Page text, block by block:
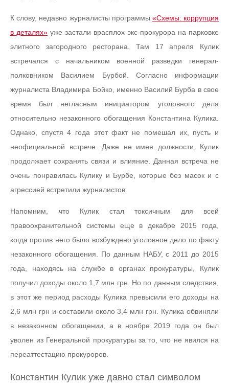
К слову, недавно журналисты программы «Схемы: коррупция
в деталях» уже застали врасплох экс-прокурора на парковке
элитного загородного ресторана. Там 17 апреля Кулик
встречался с начальником военной разведки генерал-
полковником Василием Бурбой. Согласно информации
журналиста Владимира Бойко, именно Василий Бурба в свое
время был негласным инициатором уголовного дела
относительно незаконного обогащения Константина Кулика.
Однако, спустя 4 года этот факт не помешал их, пусть и
неофициальной встрече. Даже не имея должности, Кулик
продолжает сохранять связи и влияние. Данная встреча не
очень понравилась Кулику и Бурбе, которые без масок и с
агрессией встретили журналистов.
Напомним, что Кулик стал токсичным для всей
правоохранительной системы еще в декабре 2015 года,
когда против него было возбуждено уголовное дело по факту
незаконного обогащения. По данным НАБУ, с 2011 до 2015
года, находясь на службе в органах прокуратуры, Кулик
получил доходы около 1,7 млн грн. Но по данным следствия,
в этот же период расходы Кулика превысили его доходы на
2,6 млн грн и составили около 3,4 млн грн. Кулика обвиняли
в незаконном обогащении, а в ноябре 2019 года он был
уволен из Генеральной прокуратуры за то, что не явился на
переаттестацию прокуроров.
Константин Кулик уже давно стал символом